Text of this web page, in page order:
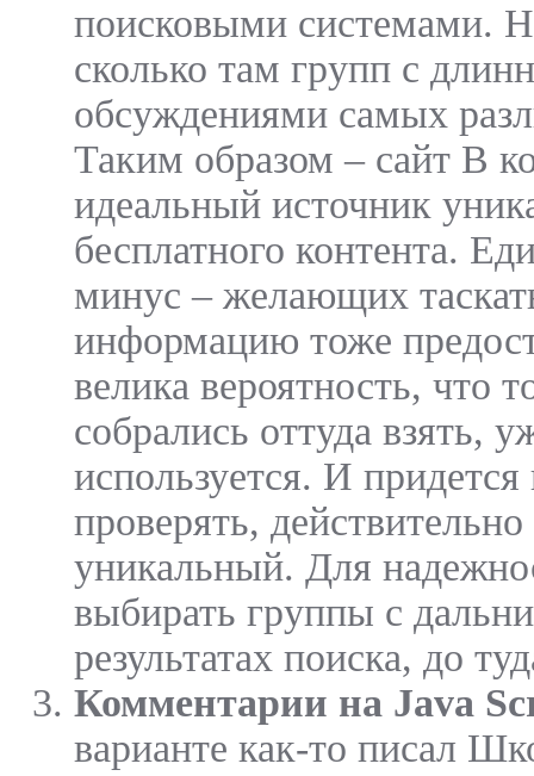
поисковыми системами.
сколько там групп с
обсуждениями самых
Таким образом – сайт В
идеальный источник
бесплатного контента.
минус – желающих
информацию тоже
велика вероятность, что
собрались оттуда взять,
используется. И
проверять,
уникальный. Для
выбирать группы с
результатах поиска, до
Комментарии на Java
варианте как-то писал